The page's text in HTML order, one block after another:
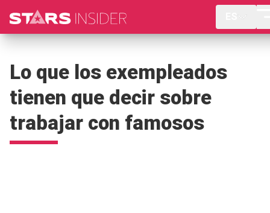
Lo que los exempleados
tienen que decir sobre
trabajar con famosos